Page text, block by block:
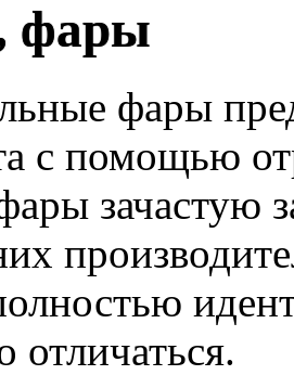
фары
фары
с помощью
зачастую